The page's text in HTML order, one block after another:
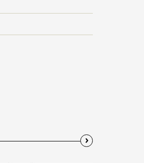
›